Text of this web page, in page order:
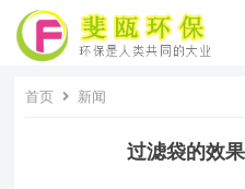
首页 新闻
过滤袋的效